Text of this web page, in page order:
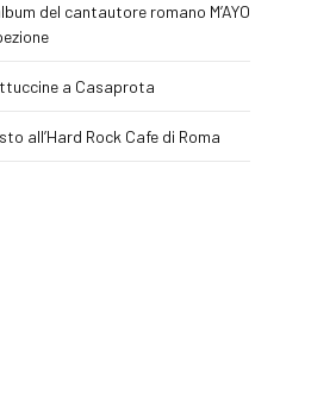
del cantautore romano M’AYO
a Casaprota
all’Hard Rock Cafe di Roma